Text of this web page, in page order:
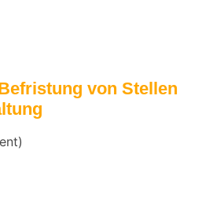
von Stellen